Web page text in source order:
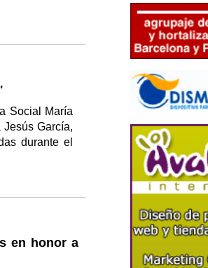
Social María
Jesús García,
durante el
en honor a